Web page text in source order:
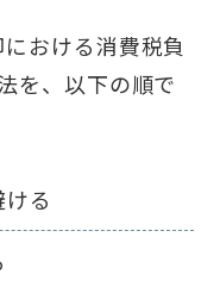
おける消費税負
を、以下の順で
る